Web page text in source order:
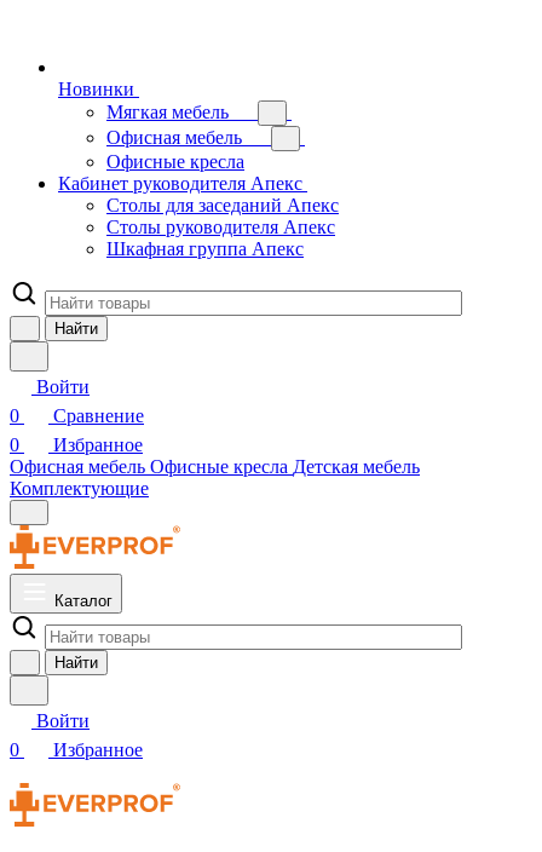
Новинки
Мягкая мебель
Офисная мебель
Офисные кресла
Кабинет руководителя Апекс
Столы для заседаний Апекс
Столы руководителя Апекс
Шкафная группа Апекс
Найти
Войти
0
Сравнение
0
Избранное
Офисная мебель Офисные кресла Детская мебель
Комплектующие
Каталог
Найти
Войти
0
Избранное